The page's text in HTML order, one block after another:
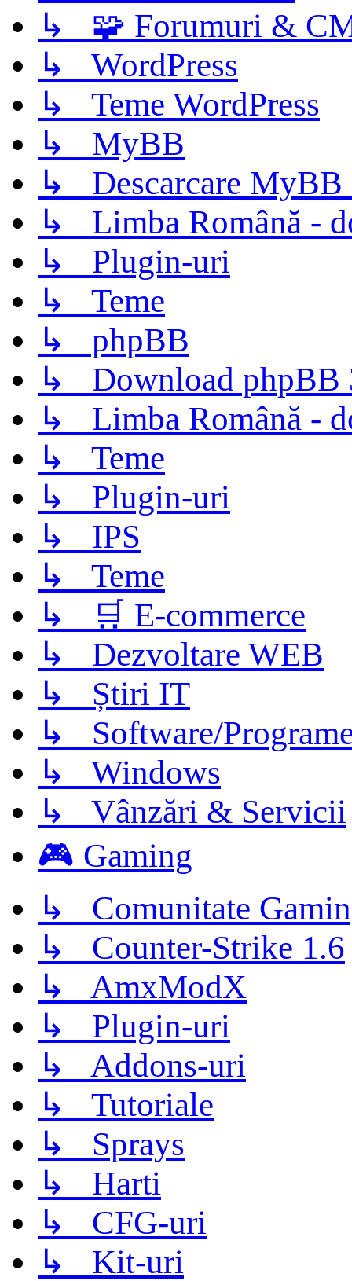
↳ 🧩 Forumuri &
↳ WordPress
↳ Teme WordPress
↳ MyBB
↳ Descarcare MyBB
↳ Limba Română -
↳ Plugin-uri
↳ Teme
↳ phpBB
↳ Download phpBB
↳ Limba Română -
↳ Teme
↳ Plugin-uri
↳ IPS
↳ Teme
↳ 🛒 E-commerce
↳ Dezvoltare WEB
↳ Știri IT
↳ Software/
↳ Windows
↳ Vânzări & Servicii
🎮 Gaming
↳ Comunitate
↳ Counter-Strike 1.6
↳ AmxModX
↳ Plugin-uri
↳ Addons-uri
↳ Tutoriale
↳ Sprays
↳ Harti
↳ CFG-uri
↳ Kit-uri